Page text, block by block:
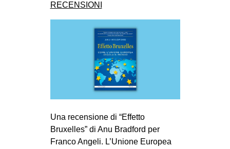
CSOA LAMBRETTA
MSM
STUDENTI TSUNAMI
ZAM
MOBILITAZIONI
SPAZI
RECENSIONI
Una recensione di “Effetto
Bruxelles” di Anu Bradford per
Franco Angeli. L’Unione Europea